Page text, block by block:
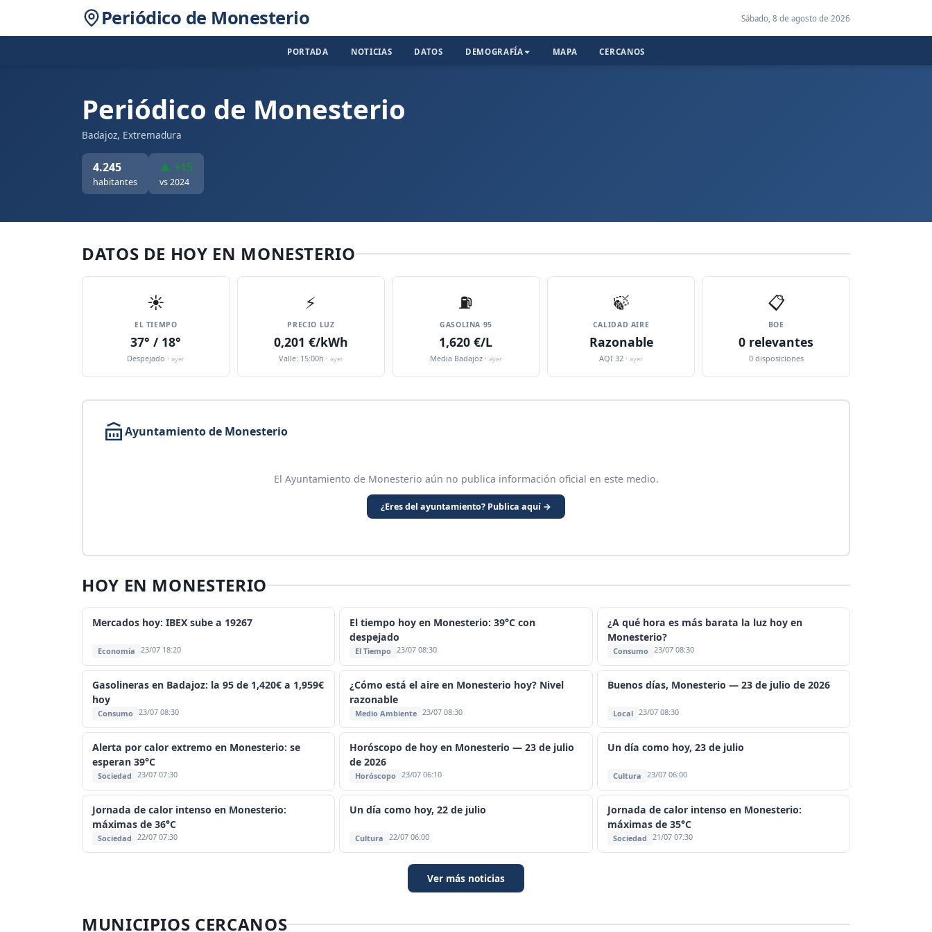
Periódico de Monesterio Sábado, 8 de agosto de 2026
PORTADA NOTICIAS DATOS DEMOGRAFÍA MAPA CERCANOS
Periódico de Monesterio
Badajoz, Extremadura
4.245
habitantes
▲ +15
vs 2024
DATOS DE HOY EN MONESTERIO
☀️
EL TIEMPO
37° / 18°
Despejado ·ayer
⚡
PRECIO LUZ
0,201 €/kWh
Valle: 15:00h · ayer
⛽️
GASOLINA 95
1,620 €/L
Media Badajoz · ayer
🍃
CALIDAD AIRE
Razonable
AQI 32 ·ayer
📋
BOE
0 relevantes
0 disposiciones
Ayuntamiento de Monesterio
El Ayuntamiento de Monesterio aún no publica información oficial en este medio.
¿Eres del ayuntamiento? Publica aquí →
HOY EN MONESTERIO
Mercados hoy: IBEX sube a 19267
Economía 23/07 18:20
El tiempo hoy en Monesterio: 39°C con
despejado
El Tiempo 23/07 08:30
¿A qué hora es más barata la luz hoy en
Monesterio?
Consumo 23/07 08:30
Gasolineras en Badajoz: la 95 de 1,420€ a 1,959€
hoy
Consumo 23/07 08:30
¿Cómo está el aire en Monesterio hoy? Nivel
razonable
Medio Ambiente 23/07 08:30
Buenos días, Monesterio — 23 de julio de 2026
Local 23/07 08:30
Alerta por calor extremo en Monesterio: se
esperan 39°C
Sociedad 23/07 07:30
Horóscopo de hoy en Monesterio — 23 de julio
de 2026
Horóscopo 23/07 06:10
Un día como hoy, 23 de julio
Cultura 23/07 06:00
Jornada de calor intenso en Monesterio:
máximas de 36°C
Sociedad 22/07 07:30
Un día como hoy, 22 de julio
Cultura 22/07 06:00
Jornada de calor intenso en Monesterio:
máximas de 35°C
Sociedad 21/07 07:30
Ver más noticias
MUNICIPIOS CERCANOS